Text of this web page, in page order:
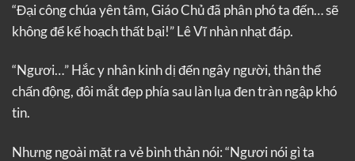
“Đại công chúa yên tâm, Giáo Chủ đã phân phó ta đến… sẽ
không để kế hoạch thất bại!” Lê Vĩ nhàn nhạt đáp.
“Ngươi…” Hắc y nhân kinh dị đến ngây người, thân thể
chấn động, đôi mắt đẹp phía sau làn lụa đen tràn ngập khó
tin.
Nhưng ngoài mặt ra vẻ bình thản nói: “Ngươi nói gì ta